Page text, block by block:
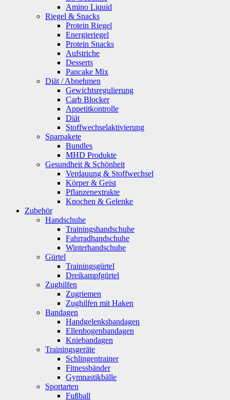
Amino Liquid
Riegel & Snacks
Protein Riegel
Energieriegel
Protein Snacks
Aufstriche
Desserts
Pancake Mix
Diät / Abnehmen
Gewichtsregulierung
Carb Blocker
Appetitkontrolle
Diät
Stoffwechselaktivierung
Sparpakete
Bundles
MHD Produkte
Gesundheit & Schönheit
Verdauung & Stoffwechsel
Körper & Geist
Pflanzenextrakte
Knochen & Gelenke
Zubehör
Handschuhe
Trainingshandschuhe
Fahrradhandschuhe
Winterhandschuhe
Gürtel
Trainingsgürtel
Dreikampfgürtel
Zughilfen
Zugriemen
Zughilfen mit Haken
Bandagen
Handgelenksbandagen
Ellenbogenbandagen
Kniebandagen
Trainingsgeräte
Schlingentrainer
Fitnessbänder
Gymnastikbälle
Sportarten
Fußball